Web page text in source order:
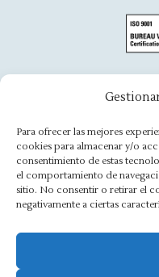
Para ofrecer las mejores
cookies para almacenar y/o
consentimiento de estas
el comportamiento de
sitio. No consentir o retirar el
negativamente a ciertas
opens
in
X